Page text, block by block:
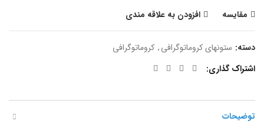
مقایسه
افزودن به علاقه مندی
دسته: ستونهای کروماتوگرافی, کروماتوگرافی
اشتراک گذاری
توضیحات